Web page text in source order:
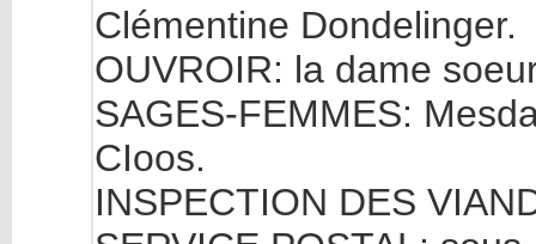
Clémentine Dondelinger.
OUVROIR: la dame
SAGES-FEMMES:
CIoos.
INSPECTION DES